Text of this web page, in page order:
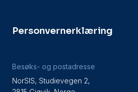
Personvernerklæring
Besøks- og postadresse
NorSIS, Studievegen 2,